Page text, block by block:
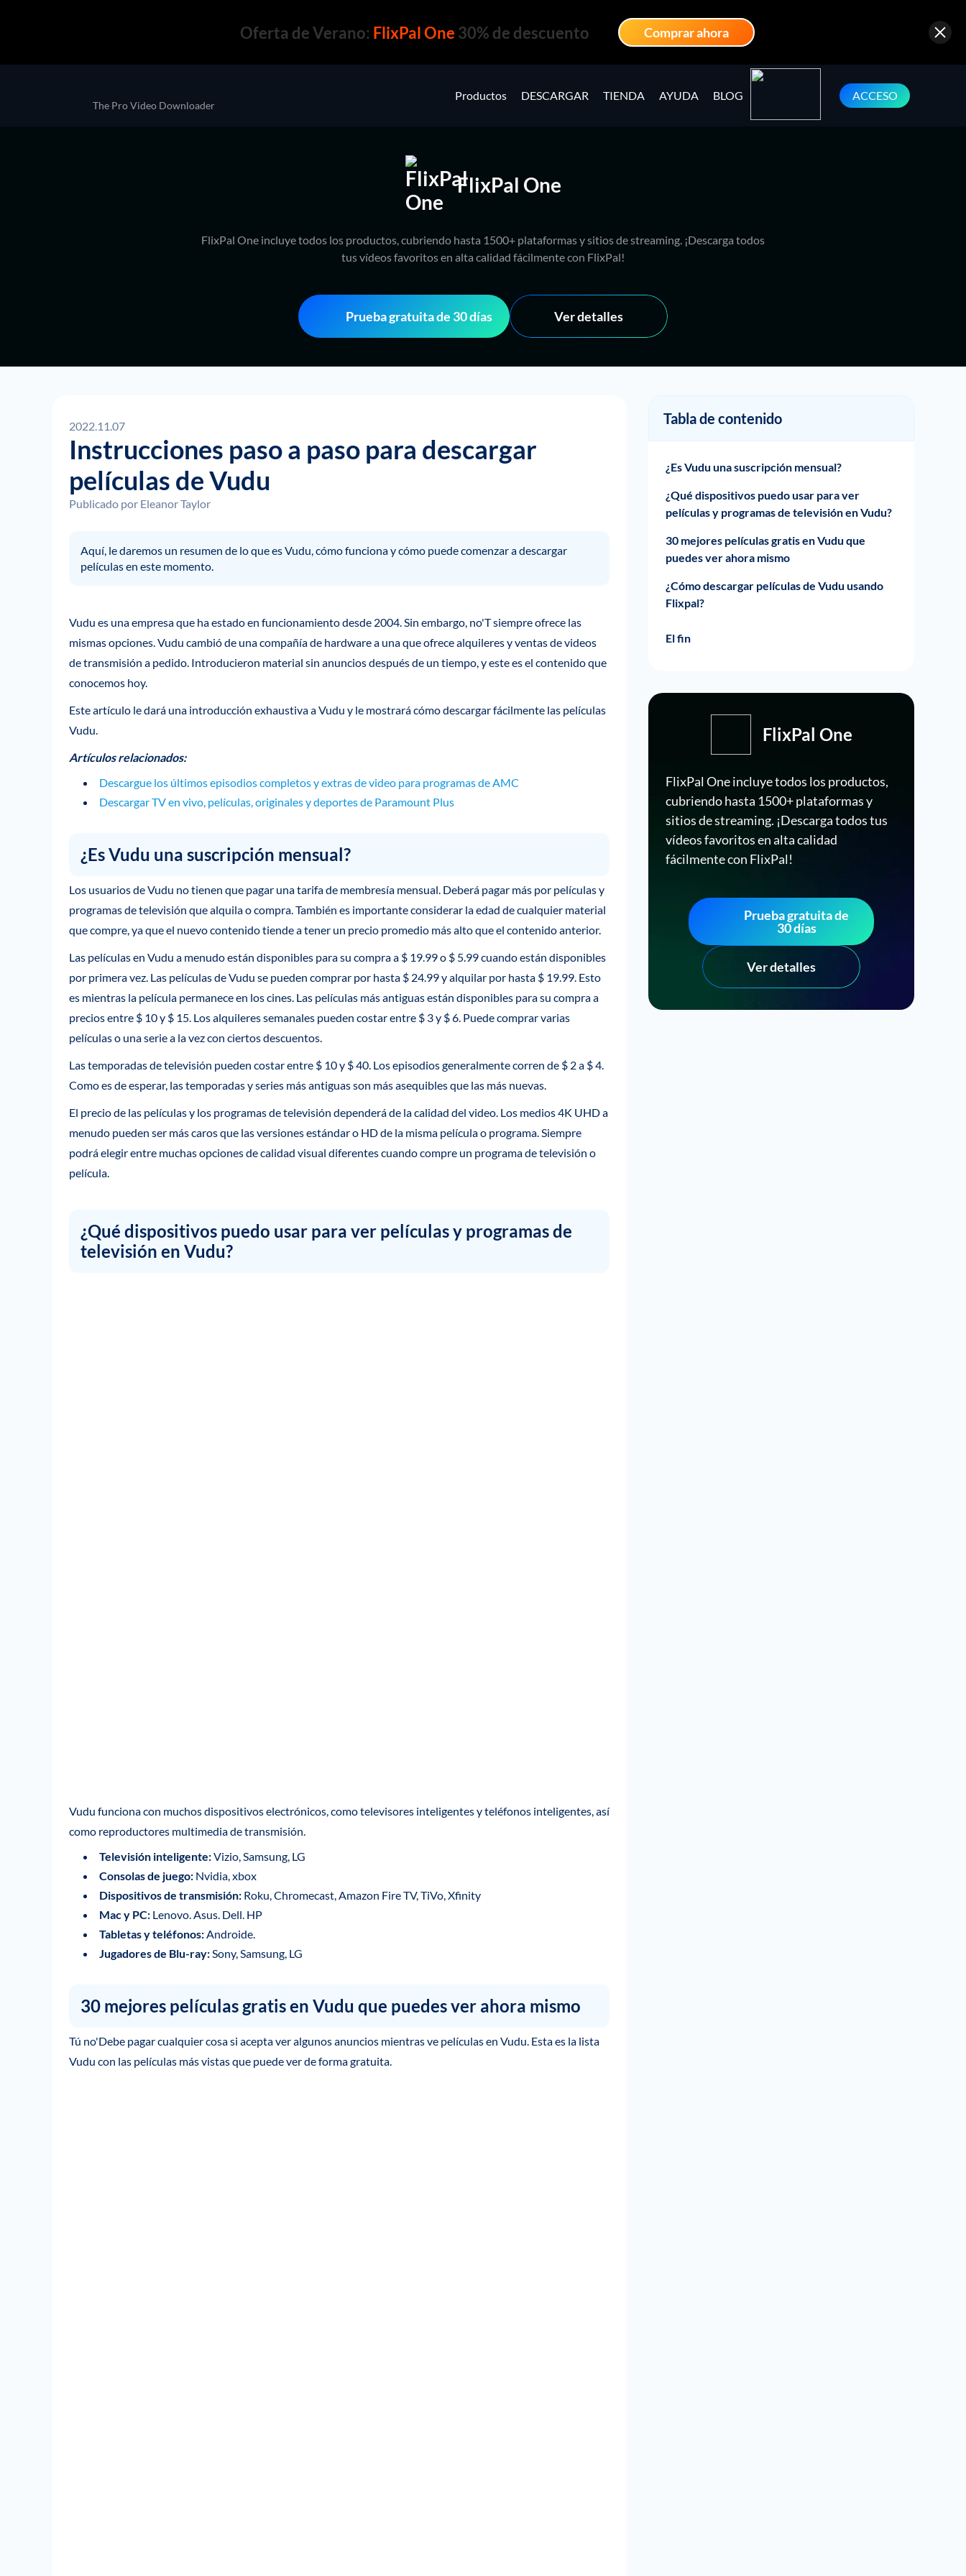
The Pro Video Downloader
Productos DESCARGAR TIENDA AYUDA BLOG ACCESO
Oferta de Verano: FlixPal One 30% de descuento Comprar ahora
FlixPal One
FlixPal One incluye todos los productos, cubriendo hasta 1500+ plataformas y sitios de streaming. ¡Descarga todos
tus vídeos favoritos en alta calidad fácilmente con FlixPal!
Prueba gratuita de 30 días Ver detalles
2022.11.07
Instrucciones paso a paso para descargar
películas de Vudu
Publicado por Eleanor Taylor
Aquí, le daremos un resumen de lo que es Vudu, cómo funciona y cómo puede comenzar a descargar
películas en este momento.
Vudu es una empresa que ha estado en funcionamiento desde 2004. Sin embargo, no'T siempre ofrece las
mismas opciones. Vudu cambió de una compañía de hardware a una que ofrece alquileres y ventas de videos
de transmisión a pedido. Introducieron material sin anuncios después de un tiempo, y este es el contenido que
conocemos hoy.
Este artículo le dará una introducción exhaustiva a Vudu y le mostrará cómo descargar fácilmente las películas
Vudu.
Artículos relacionados:
Descargue los últimos episodios completos y extras de video para programas de AMC
Descargar TV en vivo, películas, originales y deportes de Paramount Plus
¿Es Vudu una suscripción mensual?
Los usuarios de Vudu no tienen que pagar una tarifa de membresía mensual. Deberá pagar más por películas y
programas de televisión que alquila o compra. También es importante considerar la edad de cualquier material
que compre, ya que el nuevo contenido tiende a tener un precio promedio más alto que el contenido anterior.
Las películas en Vudu a menudo están disponibles para su compra a $ 19.99 o $ 5.99 cuando están disponibles
por primera vez. Las películas de Vudu se pueden comprar por hasta $ 24.99 y alquilar por hasta $ 19.99. Esto
es mientras la película permanece en los cines. Las películas más antiguas están disponibles para su compra a
precios entre $ 10 y $ 15. Los alquileres semanales pueden costar entre $ 3 y $ 6. Puede comprar varias
películas o una serie a la vez con ciertos descuentos.
Las temporadas de televisión pueden costar entre $ 10 y $ 40. Los episodios generalmente corren de $ 2 a $ 4.
Como es de esperar, las temporadas y series más antiguas son más asequibles que las más nuevas.
El precio de las películas y los programas de televisión dependerá de la calidad del video. Los medios 4K UHD a
menudo pueden ser más caros que las versiones estándar o HD de la misma película o programa. Siempre
podrá elegir entre muchas opciones de calidad visual diferentes cuando compre un programa de televisión o
película.
¿Qué dispositivos puedo usar para ver películas y programas de
televisión en Vudu?
Vudu funciona con muchos dispositivos electrónicos, como televisores inteligentes y teléfonos inteligentes, así
como reproductores multimedia de transmisión.
Televisión inteligente:Vizio, Samsung, LG
Consolas de juego: Nvidia, xbox
Dispositivos de transmisión: Roku, Chromecast, Amazon Fire TV, TiVo, Xfinity
Mac y PC: Lenovo. Asus. Dell. HP
Tabletas y teléfonos:Androide.
Jugadores de Blu-ray:Sony, Samsung, LG
30 mejores películas gratis en Vudu que puedes ver ahora mismo
Tú no'Debe pagar cualquier cosa si acepta ver algunos anuncios mientras ve películas en Vudu. Esta es la lista
Vudu con las películas más vistas que puede ver de forma gratuita.
Tabla de contenido
¿Es Vudu una suscripción mensual?
¿Qué dispositivos puedo usar para ver
películas y programas de televisión en Vudu?
30 mejores películas gratis en Vudu que
puedes ver ahora mismo
¿Cómo descargar películas de Vudu usando
Flixpal?
El fin
FlixPal One
FlixPal One incluye todos los productos,
cubriendo hasta 1500+ plataformas y
sitios de streaming. ¡Descarga todos tus
vídeos favoritos en alta calidad
fácilmente con FlixPal!
Prueba gratuita de
30 días
Ver detalles